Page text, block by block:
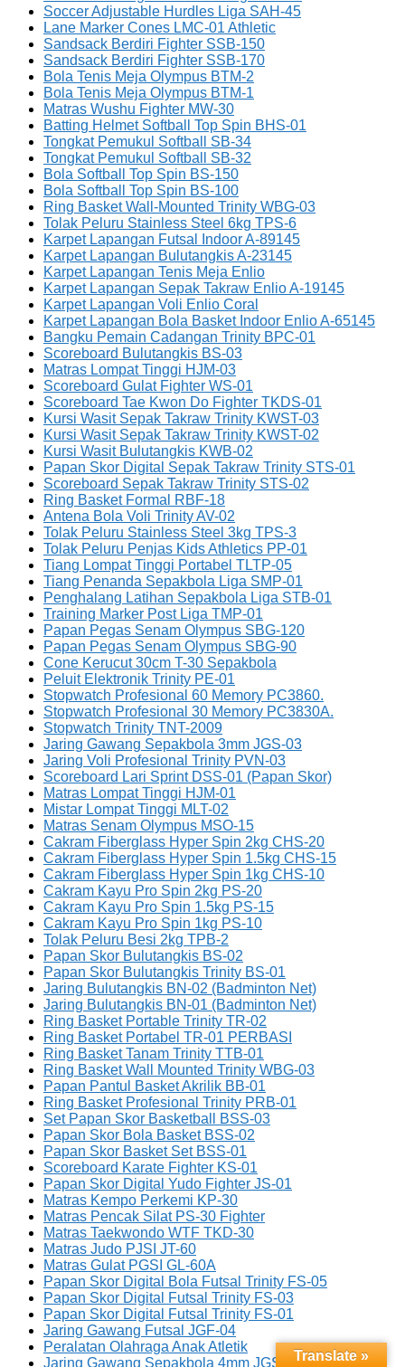
Soccer Adjustable Hurdles Liga SAH-45
Lane Marker Cones LMC-01 Athletic
Sandsack Berdiri Fighter SSB-150
Sandsack Berdiri Fighter SSB-170
Bola Tenis Meja Olympus BTM-2
Bola Tenis Meja Olympus BTM-1
Matras Wushu Fighter MW-30
Batting Helmet Softball Top Spin BHS-01
Tongkat Pemukul Softball SB-34
Tongkat Pemukul Softball SB-32
Bola Softball Top Spin BS-150
Bola Softball Top Spin BS-100
Ring Basket Wall-Mounted Trinity WBG-03
Tolak Peluru Stainless Steel 6kg TPS-6
Karpet Lapangan Futsal Indoor A-89145
Karpet Lapangan Bulutangkis A-23145
Karpet Lapangan Tenis Meja Enlio
Karpet Lapangan Sepak Takraw Enlio A-19145
Karpet Lapangan Voli Enlio Coral
Karpet Lapangan Bola Basket Indoor Enlio A-65145
Bangku Pemain Cadangan Trinity BPC-01
Scoreboard Bulutangkis BS-03
Matras Lompat Tinggi HJM-03
Scoreboard Gulat Fighter WS-01
Scoreboard Tae Kwon Do Fighter TKDS-01
Kursi Wasit Sepak Takraw Trinity KWST-03
Kursi Wasit Sepak Takraw Trinity KWST-02
Kursi Wasit Bulutangkis KWB-02
Papan Skor Digital Sepak Takraw Trinity STS-01
Scoreboard Sepak Takraw Trinity STS-02
Ring Basket Formal RBF-18
Antena Bola Voli Trinity AV-02
Tolak Peluru Stainless Steel 3kg TPS-3
Tolak Peluru Penjas Kids Athletics PP-01
Tiang Lompat Tinggi Portabel TLTP-05
Tiang Penanda Sepakbola Liga SMP-01
Penghalang Latihan Sepakbola Liga STB-01
Training Marker Post Liga TMP-01
Papan Pegas Senam Olympus SBG-120
Papan Pegas Senam Olympus SBG-90
Cone Kerucut 30cm T-30 Sepakbola
Peluit Elektronik Trinity PE-01
Stopwatch Profesional 60 Memory PC3860.
Stopwatch Profesional 30 Memory PC3830A.
Stopwatch Trinity TNT-2009
Jaring Gawang Sepakbola 3mm JGS-03
Jaring Voli Profesional Trinity PVN-03
Scoreboard Lari Sprint DSS-01 (Papan Skor)
Matras Lompat Tinggi HJM-01
Mistar Lompat Tinggi MLT-02
Matras Senam Olympus MSO-15
Cakram Fiberglass Hyper Spin 2kg CHS-20
Cakram Fiberglass Hyper Spin 1.5kg CHS-15
Cakram Fiberglass Hyper Spin 1kg CHS-10
Cakram Kayu Pro Spin 2kg PS-20
Cakram Kayu Pro Spin 1.5kg PS-15
Cakram Kayu Pro Spin 1kg PS-10
Tolak Peluru Besi 2kg TPB-2
Papan Skor Bulutangkis BS-02
Papan Skor Bulutangkis Trinity BS-01
Jaring Bulutangkis BN-02 (Badminton Net)
Jaring Bulutangkis BN-01 (Badminton Net)
Ring Basket Portable Trinity TR-02
Ring Basket Portabel TR-01 PERBASI
Ring Basket Tanam Trinity TTB-01
Ring Basket Wall Mounted Trinity WBG-03
Papan Pantul Basket Akrilik BB-01
Ring Basket Profesional Trinity PRB-01
Set Papan Skor Basketball BSS-03
Papan Skor Bola Basket BSS-02
Papan Skor Basket Set BSS-01
Scoreboard Karate Fighter KS-01
Papan Skor Digital Yudo Fighter JS-01
Matras Kempo Perkemi KP-30
Matras Pencak Silat PS-30 Fighter
Matras Taekwondo WTF TKD-30
Matras Judo PJSI JT-60
Matras Gulat PGSI GL-60A
Papan Skor Digital Bola Futsal Trinity FS-05
Papan Skor Digital Futsal Trinity FS-03
Papan Skor Digital Futsal Trinity FS-01
Jaring Gawang Futsal JGF-04
Peralatan Olahraga Anak Atletik
Jaring Gawang Sepakbola 4mm JGS-04Translate »